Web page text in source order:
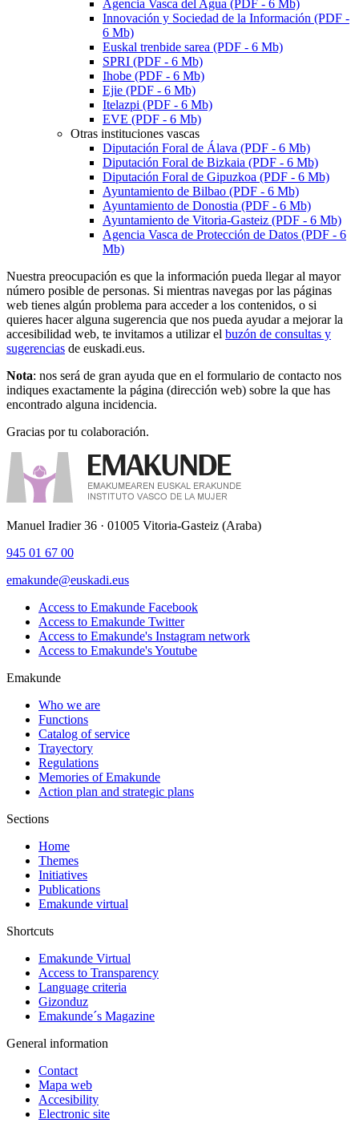
Agencia Vasca del Agua (PDF - 6 Mb)
Innovación y Sociedad de la Información (PDF -
6 Mb)
Euskal trenbide sarea (PDF - 6 Mb)
SPRI (PDF - 6 Mb)
Ihobe (PDF - 6 Mb)
Ejie (PDF - 6 Mb)
Itelazpi (PDF - 6 Mb)
EVE (PDF - 6 Mb)
Otras instituciones vascas
Diputación Foral de Álava (PDF - 6 Mb)
Diputación Foral de Bizkaia (PDF - 6 Mb)
Diputación Foral de Gipuzkoa (PDF - 6 Mb)
Ayuntamiento de Bilbao (PDF - 6 Mb)
Ayuntamiento de Donostia (PDF - 6 Mb)
Ayuntamiento de Vitoria-Gasteiz (PDF - 6 Mb)
Agencia Vasca de Protección de Datos (PDF - 6
Mb)
Nuestra preocupación es que la información pueda llegar al mayor
número posible de personas. Si mientras navegas por las páginas
web tienes algún problema para acceder a los contenidos, o si
quieres hacer alguna sugerencia que nos pueda ayudar a mejorar la
accesibilidad web, te invitamos a utilizar el buzón de consultas y
sugerencias de euskadi.eus.
Nota: nos será de gran ayuda que en el formulario de contacto nos
indiques exactamente la página (dirección web) sobre la que has
encontrado alguna incidencia.
Gracias por tu colaboración.
Manuel Iradier 36 · 01005 Vitoria-Gasteiz (Araba)
945 01 67 00
emakunde@euskadi.eus
Access to Emakunde Facebook
Access to Emakunde Twitter
Access to Emakunde's Instagram network
Access to Emakunde's Youtube
Emakunde
Who we are
Functions
Catalog of service
Trayectory
Regulations
Memories of Emakunde
Action plan and strategic plans
Sections
Home
Themes
Initiatives
Publications
Emakunde virtual
Shortcuts
Emakunde Virtual
Access to Transparency
Language criteria
Gizonduz
Emakunde´s Magazine
General information
Contact
Mapa web
Accesibility
Electronic site